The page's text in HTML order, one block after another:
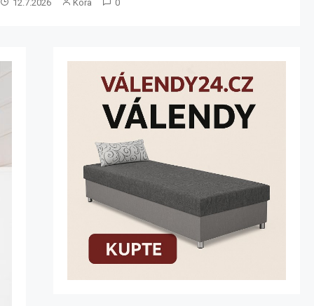
4.7.2026 Kora 0